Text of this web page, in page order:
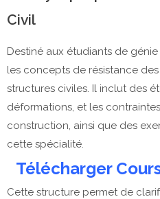
Civil
Destiné aux étudiants de
les concepts de résistance
structures civiles. Il inclut des
déformations, et les
construction, ainsi que des
cette spécialité.
Télécharger
Cette structure permet de